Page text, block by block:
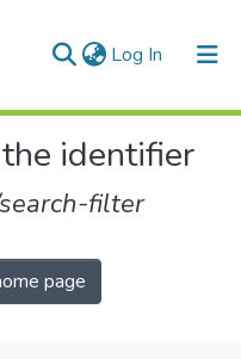
Log In (current)
identifier
filter
page